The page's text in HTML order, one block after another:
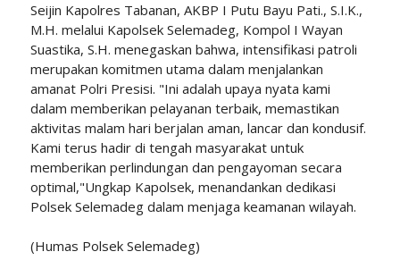
Seijin Kapolres Tabanan, AKBP I Putu Bayu Pati., S.I.K.,
M.H. melalui Kapolsek Selemadeg, Kompol I Wayan
Suastika, S.H. menegaskan bahwa, intensifikasi patroli
merupakan komitmen utama dalam menjalankan
amanat Polri Presisi. "Ini adalah upaya nyata kami
dalam memberikan pelayanan terbaik, memastikan
aktivitas malam hari berjalan aman, lancar dan kondusif.
Kami terus hadir di tengah masyarakat untuk
memberikan perlindungan dan pengayoman secara
optimal,"Ungkap Kapolsek, menandankan dedikasi
Polsek Selemadeg dalam menjaga keamanan wilayah.
(Humas Polsek Selemadeg)